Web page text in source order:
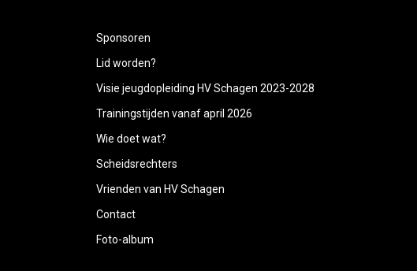
Sponsoren
Lid worden?
Visie jeugdopleiding HV Schagen 2023-2028
Trainingstijden vanaf april 2026
Wie doet wat?
Scheidsrechters
Vrienden van HV Schagen
Contact
Foto-album